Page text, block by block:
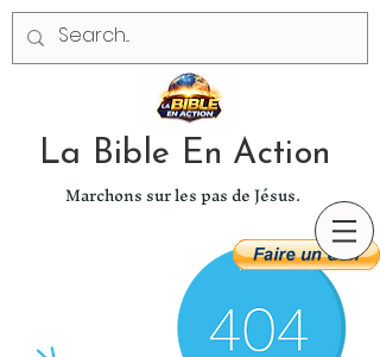
Marchons sur les pas de Jésus.
La Bible En Action